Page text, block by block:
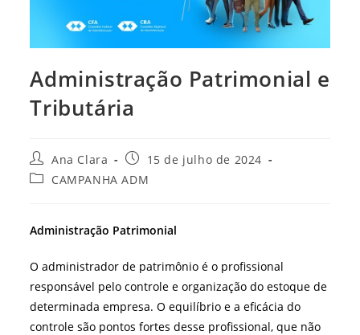
Administração Patrimonial e
Tributária
Autor
do
post:
Ana Clara
Post
publicado:
15 de julho de 2024
Categoria
CAMPANHA ADM
Administração Patrimonial
O administrador de patrimônio é o profissional
responsável pelo controle e organização do estoque de
determinada empresa. O equilíbrio e a eficácia do
controle são pontos fortes desse profissional, que não